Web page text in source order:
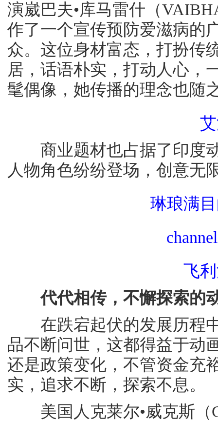
演崴巴夫•库马雷什（
作了一个宣传预防爱滋病的
众。这位身材富态，打扮传
居，话语朴实，打动人心，
髦偶像，她传播的理念也随
商业题材也占据了印度动
人物角色纷纷登场，创意无
琳琅满
飞
代代相传，不懈探索的
在跌宕起伏的发展历程中
品不断问世，这都得益于动
还是政策变化，不管资金充
实，追求不断，探索不息。
美国人克莱尔•威克斯（